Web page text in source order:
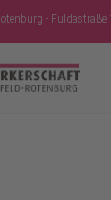
-